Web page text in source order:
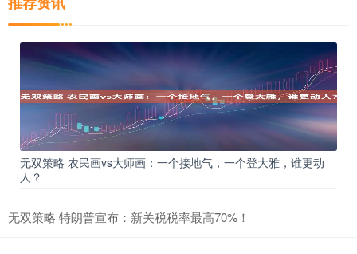
无双策略 农民画vs大师画：一个接地气，一个登大雅，谁更动
人？
无双策略 特朗普宣布：新关税税率最高70%！